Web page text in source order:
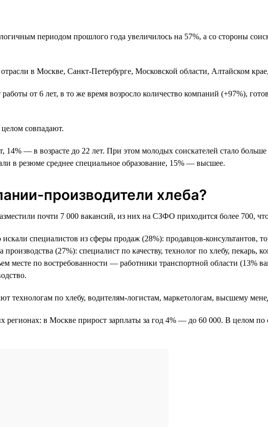
периодом прошлого года увеличилось на 57%, а со стороны
в Москве, Санкт-Петербурге, Московской области, Алтайском
от 6 лет, в то же время возросло количество компаний (+97%),
совпадают.
14% — в возрасте до 22 лет. При этом молодых соискателей стало
в резюме среднее специальное образование, 15% — высшее.
производители хлеба?
почти 7 000 вакансий, из них на СЗФО приходится более 700,
специалистов из сферы продаж (28%): продавцов-консультантов,
(27%): специалист по качеству, технолог по хлебу, пекарь,
месте по востребованности — работники транспортной области (13%
технологам по хлебу, водителям-логистам, маркетологам, высшему
регионах: в Москве прирост зарплаты за год 4% — до 60 000. В целом